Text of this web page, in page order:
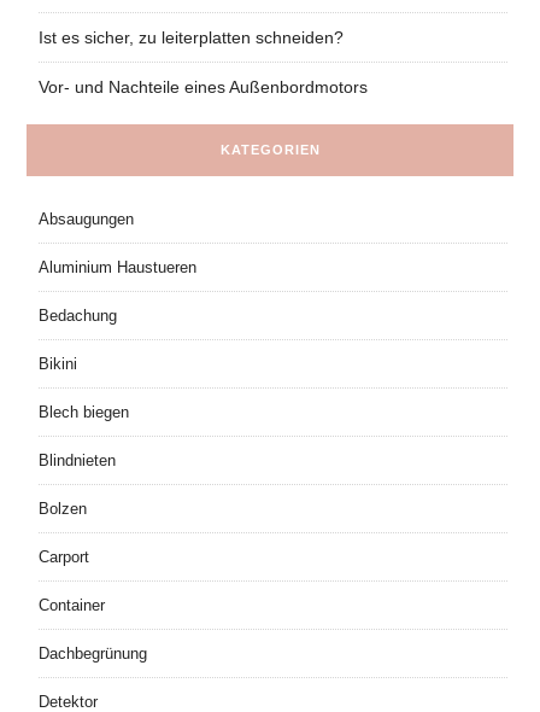
Ist es sicher, zu leiterplatten schneiden?
Vor- und Nachteile eines Außenbordmotors
KATEGORIEN
Absaugungen
Aluminium Haustueren
Bedachung
Bikini
Blech biegen
Blindnieten
Bolzen
Carport
Container
Dachbegrünung
Detektor